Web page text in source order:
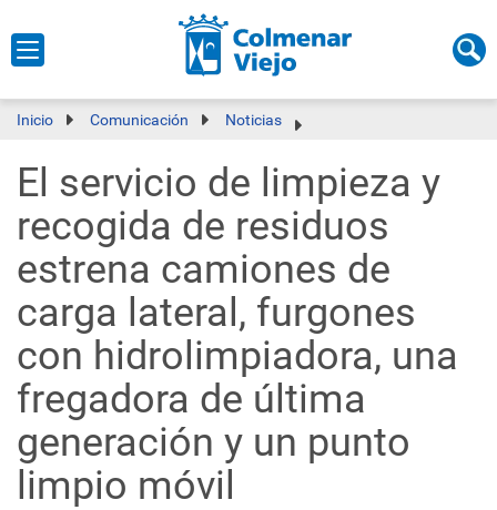
Inicio Comunicación Noticias
El servicio de limpieza y
recogida de residuos
estrena camiones de
carga lateral, furgones
con hidrolimpiadora, una
fregadora de última
generación y un punto
limpio móvil